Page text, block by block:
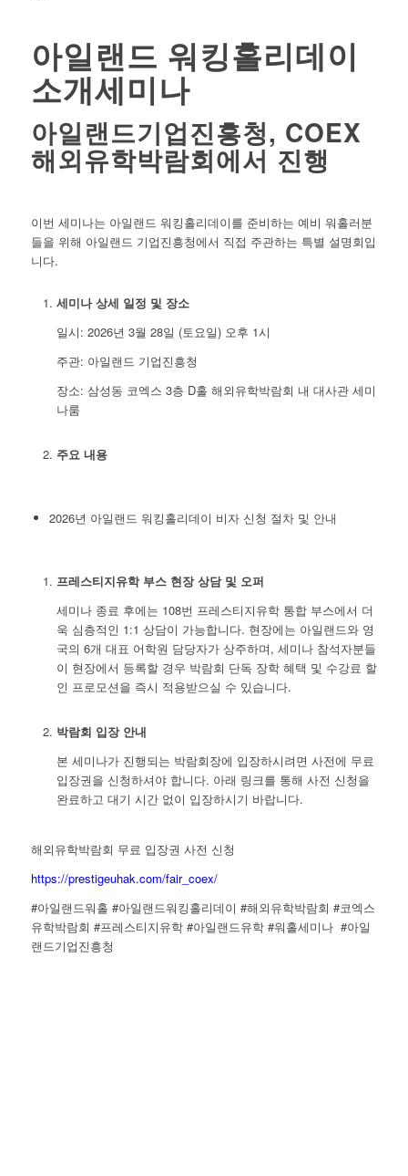
아일랜드 워킹홀리데이
소개세미나
아일랜드기업진흥청, COEX
해외유학박람회에서 진행
이번 세미나는 아일랜드 워킹홀리데이를 준비하는 예비 워홀러분
들을 위해 아일랜드 기업진흥청에서 직접 주관하는 특별 설명회입
니다.
세미나 상세 일정 및 장소
일시: 2026년 3월 28일 (토요일) 오후 1시
주관: 아일랜드 기업진흥청
장소: 삼성동 코엑스 3층 D홀 해외유학박람회 내 대사관 세미
나룸
주요 내용
2026년 아일랜드 워킹홀리데이 비자 신청 절차 및 안내
프레스티지유학 부스 현장 상담 및 오퍼
세미나 종료 후에는 108번 프레스티지유학 통합 부스에서 더
욱 심층적인 1:1 상담이 가능합니다. 현장에는 아일랜드와 영
국의 6개 대표 어학원 담당자가 상주하며, 세미나 참석자분들
이 현장에서 등록할 경우 박람회 단독 장학 혜택 및 수강료 할
인 프로모션을 즉시 적용받으실 수 있습니다.
박람회 입장 안내
본 세미나가 진행되는 박람회장에 입장하시려면 사전에 무료
입장권을 신청하셔야 합니다. 아래 링크를 통해 사전 신청을
완료하고 대기 시간 없이 입장하시기 바랍니다.
해외유학박람회 무료 입장권 사전 신청
https://prestigeuhak.com/fair_coex/
#아일랜드워홀 #아일랜드워킹홀리데이 #해외유학박람회 #코엑스
유학박람회 #프레스티지유학 #아일랜드유학 #워홀세미나 #아일
랜드기업진흥청